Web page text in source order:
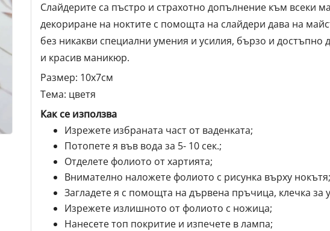
Слайдерите са пъстро и страхотно допълнение към всеки
декориране на ноктите с помощта на слайдери дава на
без никакви специални умения и усилия, бързо и достъпно
и красив маникюр.
Размер: 10х7см
Тема: цветя
Как се използва
Изрежете избраната част от ваденката;
Потопете я във вода за 5- 10 сек.;
Отделете фолиото от хартията;
Внимателно наложете фолиото с рисунка върху нокътя;
Загладете я с помощта на дървена пръчица, клечка за
Изрежете излишното от фолиото с ножица;
Нанесететоп покритие и изпечете в лампа;